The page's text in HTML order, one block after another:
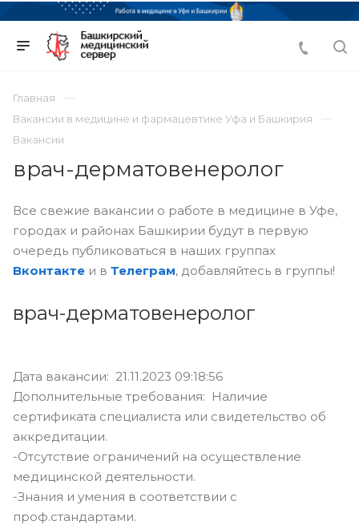
Главная
Вакансии в медицине и фармацевтике Уфа и Башкирия
Вакансии
врач-дерматовенеролог
Все свежие вакансии о работе в медицине в Уфе,
городах и районах Башкирии будут в первую
очередь публиковаться в наших группах
Вконтакте и в Телеграм, добавляйтесь в группы!
врач-дерматовенеролог
Дата вакансии: 21.11.2023 09:18:56
Дополнительные требования: Наличие
сертификата специалиста или свидетельство об
аккредитации.
-Отсутствие ограничений на осуществление
медицинской деятельности.
-Знания и умения в соответствии с
проф.стандартами.